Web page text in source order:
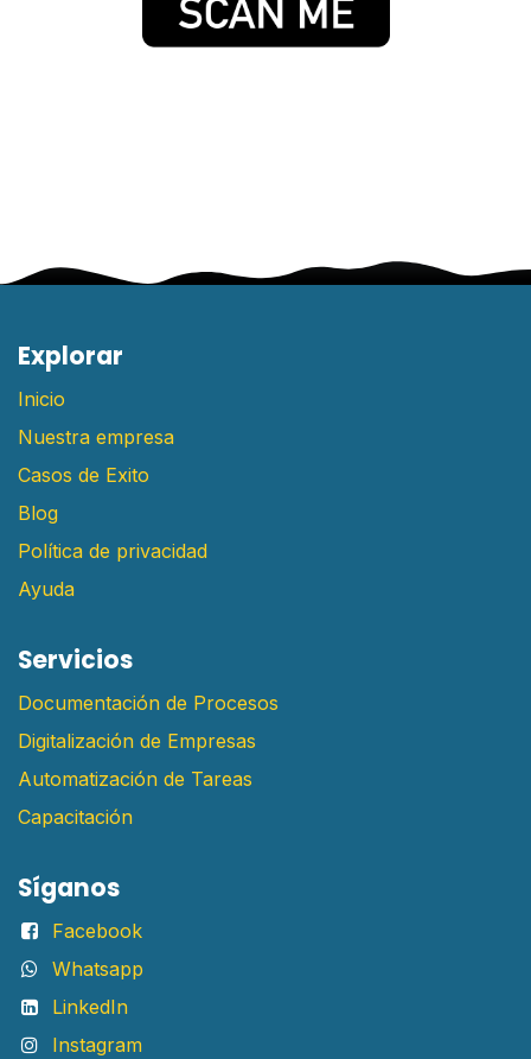
E​xplorar
Inicio
Nuestra empresa
Casos de Exito
Blog
Política de privacidad
Ayuda
Servicios
Documentación de Procesos
Digitalización de Empresas
Automatización de Tareas
Capacitación
Síganos
Facebook
Whatsapp
LinkedIn
Instagram